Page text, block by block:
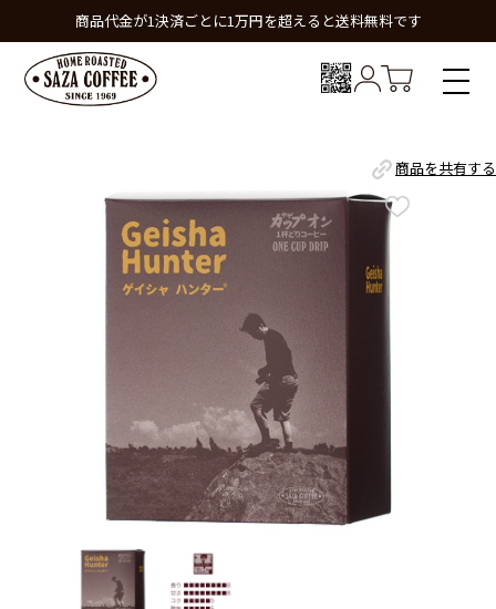
商品代金が1決済ごとに1万円を超えると送料無料です
商品を共有する